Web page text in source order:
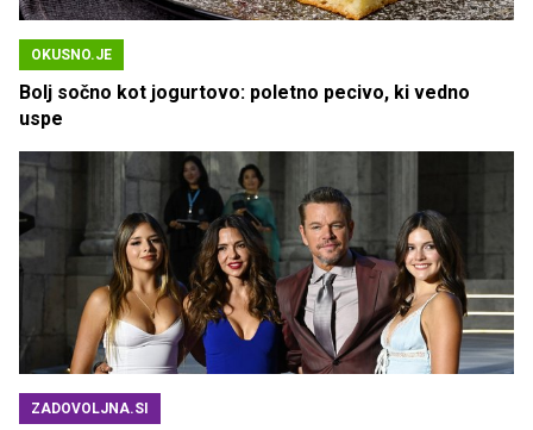
OKUSNO.JE
Bolj sočno kot jogurtovo: poletno pecivo, ki vedno
uspe
ZADOVOLJNA.SI